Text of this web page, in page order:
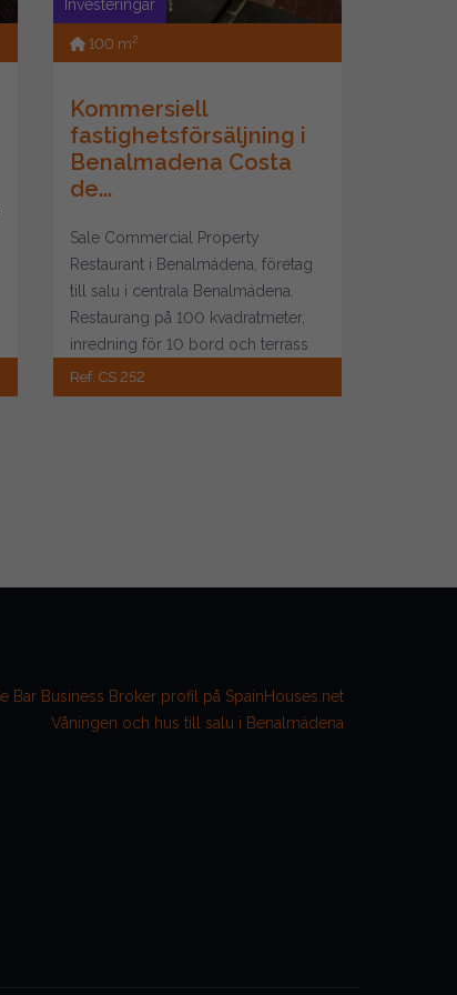
Investeringar
100 m2
Kommersiell
fastighetsförsäljning i
Benalmadena Costa
de...
Sale Commercial Property
Restaurant i Benalmádena, företag
till salu i centrala Benalmádena.
Restaurang på 100 kvadratmeter,
inredning för 10 bord och terrass
för 6 bord...
Ref. CS 252
Våningen och hus till salu i Benalmádena